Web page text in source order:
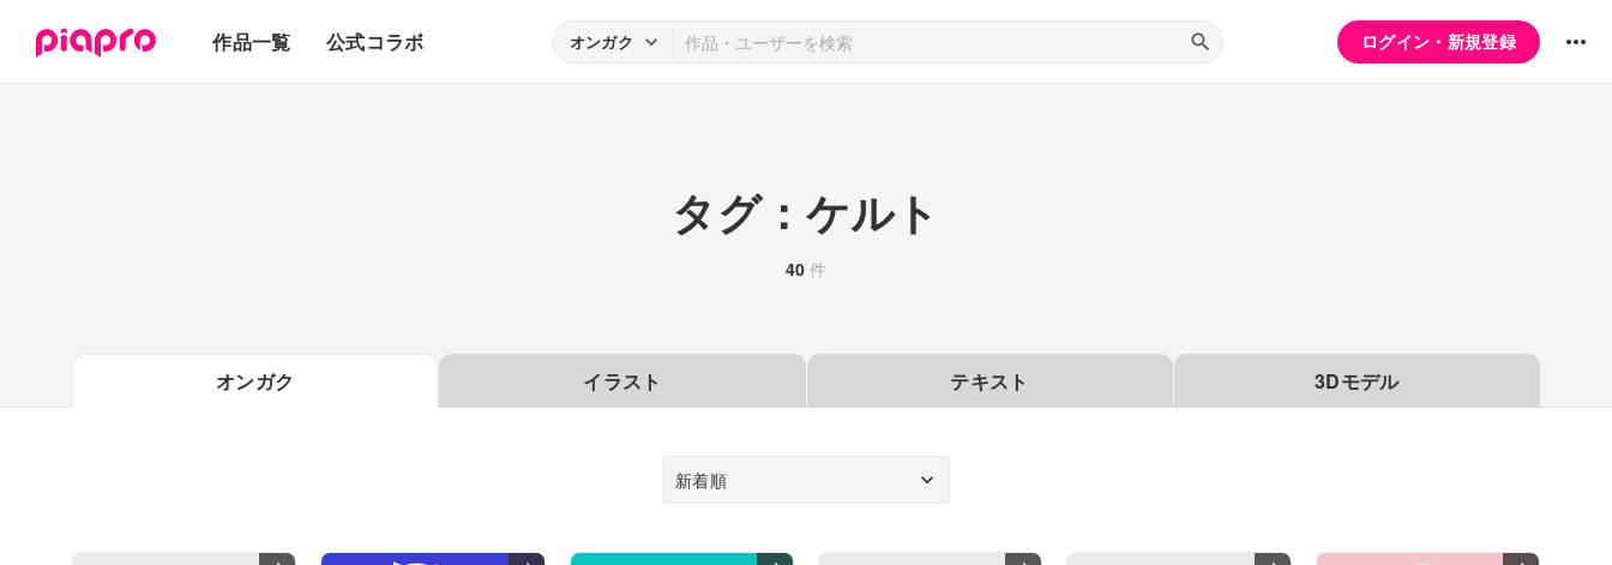
作品一覧
3Dモデル
公式コラボ オンガク ログイン・新規登録
タグ：ケルト
40 件
オンガク イラスト テキスト 3Dモデル
新着順